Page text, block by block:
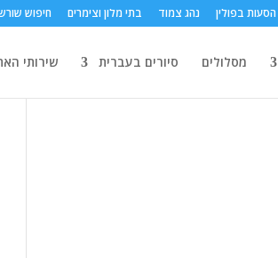
הסעות בפולין נהג צמוד בתי מלון וצימרים חיפוש
מסלולים סיורים בעברית שירותי